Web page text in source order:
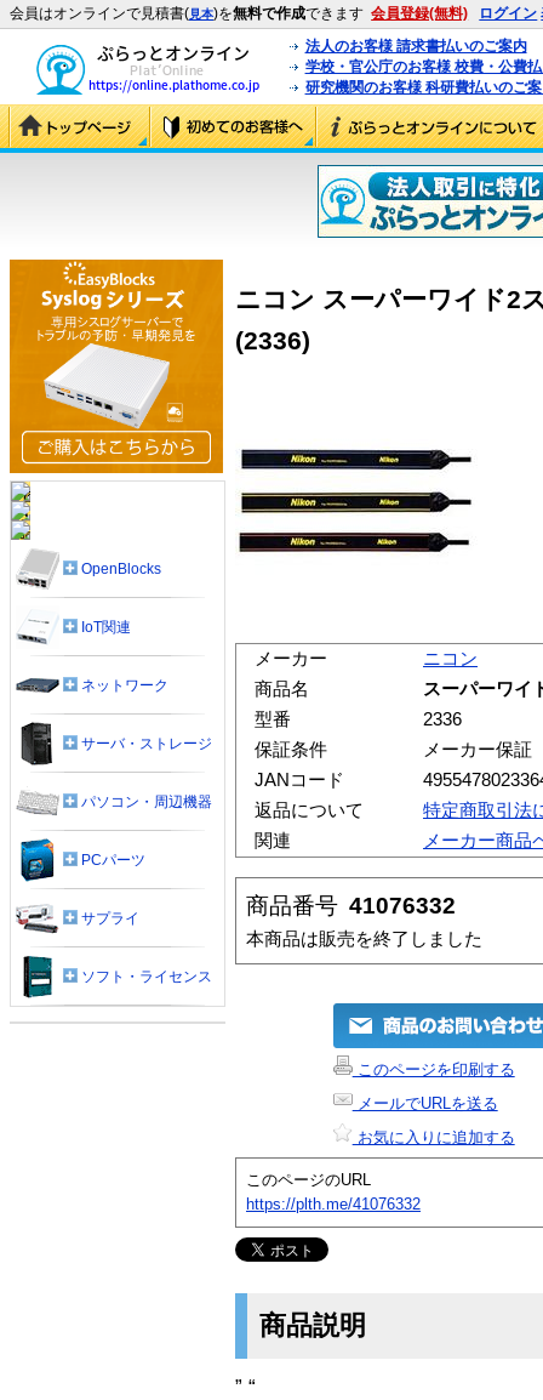
会員はオンラインで見積書(見本)を無料で作成できます 会員登録(無料) ログイン
法人のお客様 請求書払いのご案内
学校・官公庁のお客様 校費・公費
研究機関のお客様 科研費払いのご
ニコン スーパーワイド2
(2336)
メーカー
ニコン
商品名
スーパーワイ
型番
2336
保証条件
メーカー保証
JANコード
返品について
特定商取引法
関連
メーカー商品
商品番号 41076332
本商品は販売を終了しました
このページを印刷する
メールでURLを送る
お気に入りに追加する
このページのURL
https://plth.me/41076332
商品説明
” “
OpenBlocks
IoT関連
ネットワーク
サーバ・ストレージ
パソコン・周辺機器
PCパーツ
サプライ
ソフト・ライセンス